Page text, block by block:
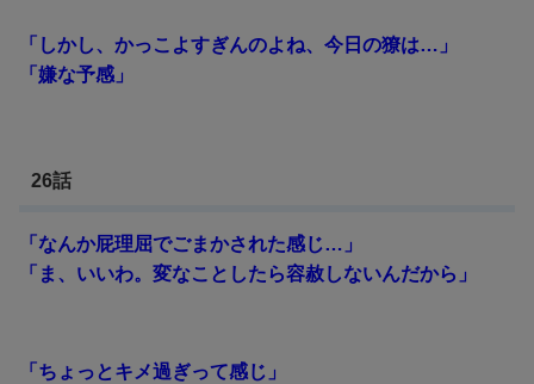
「しかし、かっこよすぎんのよね、今日の獠は…」
「嫌な予感」
26話
「なんか屁理屈でごまかされた感じ…」
「ま、いいわ。変なことしたら容赦しないんだから」
「ちょっとキメ過ぎって感じ」